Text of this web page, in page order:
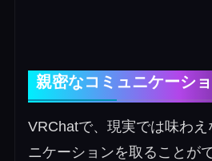
親密なコミュニケーシ
VRChatで、現実では味わえ
ニケーションを取ることが